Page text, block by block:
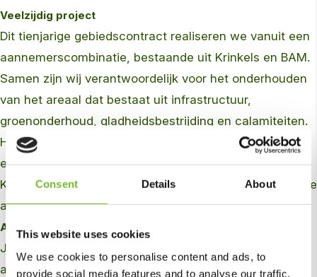
Consent Details About
This website uses cookies
We use cookies to personalise content and ads, to
provide social media features and to analyse our traffic.
Veelzijdig project
Dit tienjarige gebiedscontract realiseren we vanuit een
aannemerscombinatie, bestaande uit Krinkels en BAM.
Samen zijn wij verantwoordelijk voor het onderhouden
van het areaal dat bestaat uit infrastructuur,
groenonderhoud, gladheidsbestrijding en calamiteiten.
Het groen, de watergangen, bebording, meubilair en
elementenverharding vallen onder het pakket van
Krinkels, terwijl BAM zich richt op het onderhoud van de
asfaltwegen.
Afwisselende dagen
Jeroen werkt bijna tien jaar bij Krinkels. Inmiddels is hij
alweer vier jaar werkzaam op het Gebiedscontract